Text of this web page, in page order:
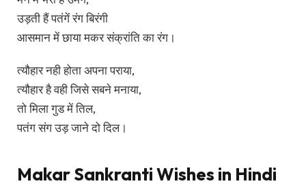
उड़ती हैं पतंगें रंग बिरंगी
आसमान में छाया मकर संक्रांति का रंग।
त्यौहार नही होता अपना पराया,
त्यौहार है वही जिसे सबने मनाया,
तो मिला गुड में तिल,
पतंग संग उड़ जाने दो दिल।
Makar Sankranti Wishes in Hindi